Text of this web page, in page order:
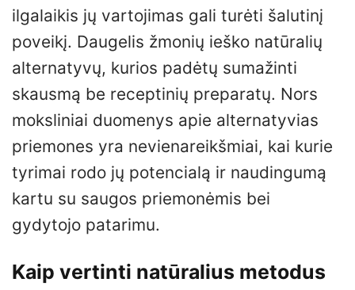
ilgalaikis jų vartojimas gali turėti šalutinį
poveikį. Daugelis žmonių ieško natūralių
alternatyvų, kurios padėtų sumažinti
skausmą be receptinių preparatų. Nors
moksliniai duomenys apie alternatyvias
priemones yra nevienareikšmiai, kai kurie
tyrimai rodo jų potencialą ir naudingumą
kartu su saugos priemonėmis bei
gydytojo patarimu.
Kaip vertinti natūralius metodus